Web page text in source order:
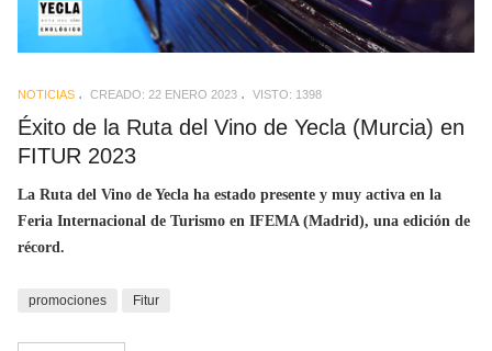
NOTICIAS CREADO: 22 ENERO 2023 VISTO: 1398
Éxito de la Ruta del Vino de Yecla (Murcia) en
FITUR 2023
La Ruta del Vino de Yecla ha estado presente y muy activa en la
Feria Internacional de Turismo en IFEMA (Madrid), una edición de
récord.
promociones Fitur